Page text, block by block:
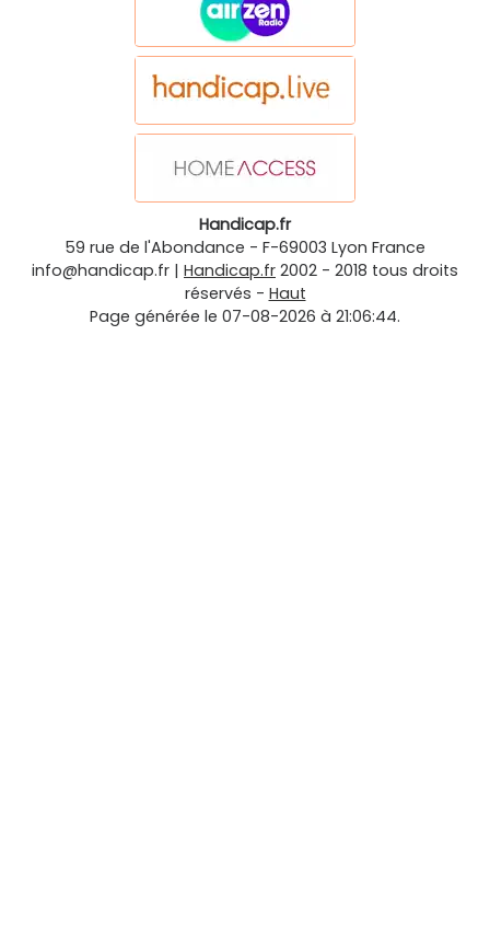
Handicap.fr
59 rue de l'Abondance - F-69003 Lyon France
info@handicap.fr | Handicap.fr 2002 - 2018 tous droits
réservés - Haut
Page générée le 07-08-2026 à 21:06:44.